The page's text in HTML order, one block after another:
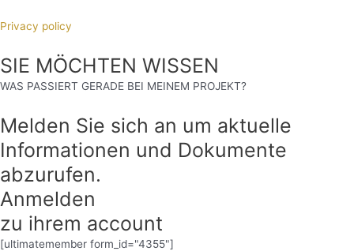
Privacy policy
SIE MÖCHTEN WISSEN
WAS PASSIERT GERADE BEI MEINEM PROJEKT?
Melden Sie sich an um aktuelle
Informationen und Dokumente
abzurufen.
Anmelden
zu ihrem account
[ultimatemember form_id="4355"]